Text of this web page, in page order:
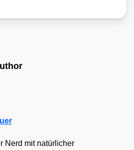
Nerd mit natürlicher